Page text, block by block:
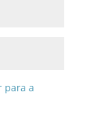
para a